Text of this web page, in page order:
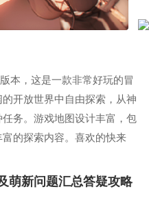
本，这是一款非常好玩的冒
开放世界中自由探索，从神
务。游戏地图设计丰富，包
的探索内容。喜欢的快来
萌新问题汇总答疑攻略